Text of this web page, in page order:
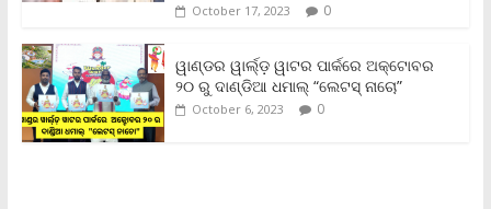
October 17, 2023 0
ୱାଣ୍ଡର ୱାର୍ଲ୍‌ଡ଼ ୱାଟର ପାର୍କରେ ଅକ୍ଟୋବର
୨୦ ରୁ ଦାଣ୍ଡିଆ ଧମାଲ୍ “ଲେଟସ୍ ନାଚୋ”
October 6, 2023 0